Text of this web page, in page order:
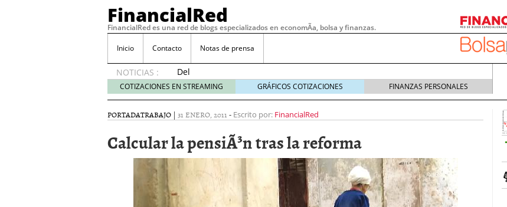
FinancialRed
FinancialRed es una red de blogs especializados en economÃ­a, bolsa y finanzas.
Inicio Contacto Notas de prensa
NOTICIAS :
Del
depósito
a la
cómo
cambiando
gestión
del
ahorro
COTIZACIONES EN STREAMING GRÁFICOS COTIZACIONES FINANZAS PERSONALES
PORTADATRABAJO | 31 ENERO, 2011 - Escrito por: FinancialRed
Calcular la pensiÃ³n tras la reforma